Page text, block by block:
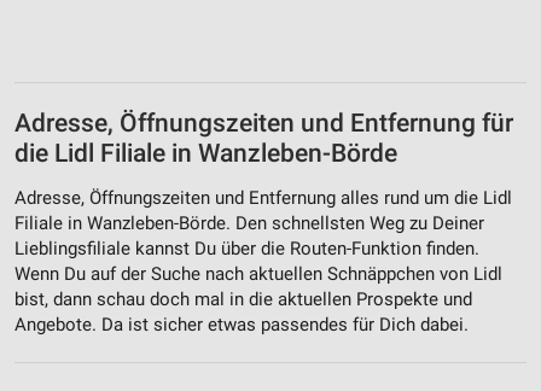
Adresse, Öffnungszeiten und Entfernung für
die Lidl Filiale in Wanzleben-Börde
Adresse, Öffnungszeiten und Entfernung alles rund um die Lidl
Filiale in Wanzleben-Börde. Den schnellsten Weg zu Deiner
Lieblingsfiliale kannst Du über die Routen-Funktion finden.
Wenn Du auf der Suche nach aktuellen Schnäppchen von Lidl
bist, dann schau doch mal in die aktuellen Prospekte und
Angebote. Da ist sicher etwas passendes für Dich dabei.